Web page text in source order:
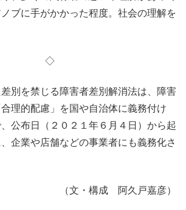
ブに手がかかった程度。社会の理解を
◇
別を禁じる障害者差別解消法は、障害
理的配慮」を国や自治体に義務付け
公布日（２０２１年６月４日）から起
企業や店舗などの事業者にも義務化さ
（文・構成 阿久戸嘉彦）